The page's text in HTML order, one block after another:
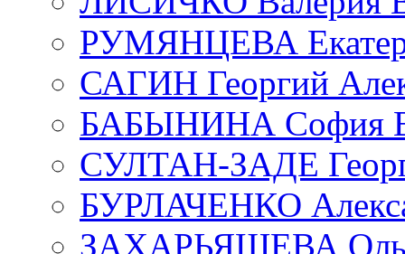
РУМЯНЦЕВА
САГИН Георгий
БАБЫНИНА София
СУЛТАН-ЗАДЕ
БУРЛАЧЕНКО
ЗАХАРЬЯЩЕВА